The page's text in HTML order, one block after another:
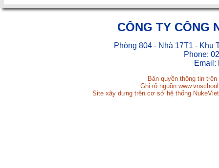
CÔNG TY CÔNG
Phòng 804 - Nhà 17T1 - Khu
Phone:
Email:
Bản quyền thông tin
Ghi rõ nguồn
Site xây dựng trên cơ sở hệ thống